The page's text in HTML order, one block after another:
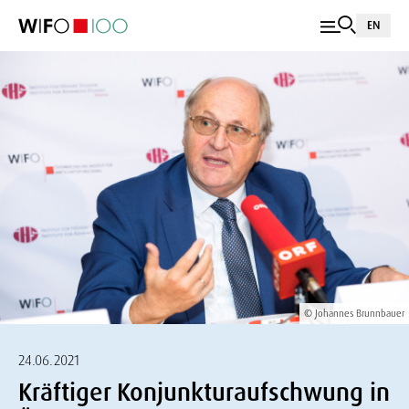
EN
© Johannes Brunnbauer
24.06.2021
Kräftiger Konjunkturaufschwung in